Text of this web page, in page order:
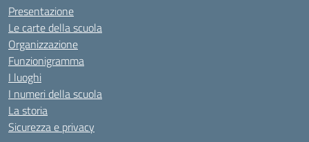
Presentazione
Le carte della scuola
Organizzazione
Funzionigramma
I luoghi
I numeri della scuola
La storia
Sicurezza e privacy